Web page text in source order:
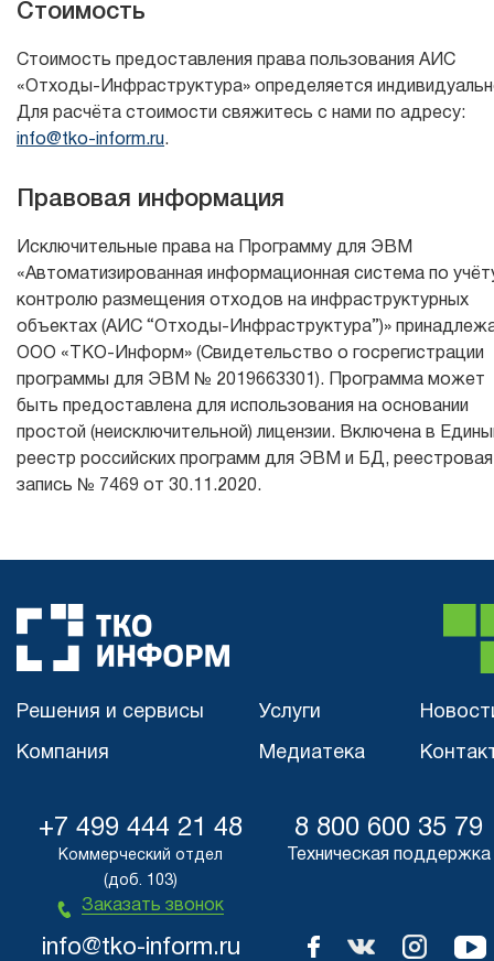
Стоимость
Стоимость предоставления права пользования АИС
«Отходы-Инфраструктура» определяется
Для расчёта стоимости свяжитесь с нами по адресу:
info@tko-inform.ru .
Правовая информация
Исключительные права на Программу для ЭВМ
«Автоматизированная информационная система по
контролю размещения отходов на инфраструктурных
объектах (АИС “Отходы-Инфраструктура”)»
ООО «ТКО-Информ» (Свидетельство о госрегистрации
программы для ЭВМ № 2019663301). Программа может
быть предоставлена для использования на основании
простой (неисключительной) лицензии. Включена в
реестр российских программ для ЭВМ и БД, реестровая
запись № 7469 от 30.11.2020.
Решения и сервисы
Компания
Услуги
Медиатека
+7 499 444 21 48
Коммерческий отдел
(доб. 103)
Заказать звонок
8 800 600 35 79
Техническая поддержка
info@tko-inform.ru